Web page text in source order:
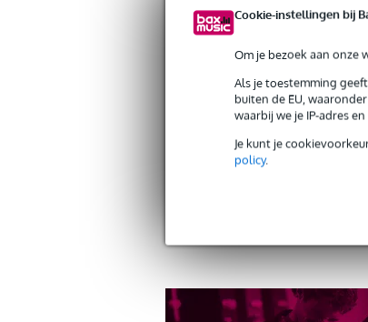
Cookie-instellingen bij
Om je bezoek aan onze
Als je toestemming
buiten de EU,
waarbij we je IP-adres
Je kunt je
policy.